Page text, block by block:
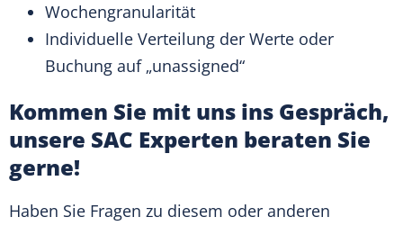
Wochengranularität
Individuelle Verteilung der Werte oder
Buchung auf „unassigned“
Kommen Sie mit uns ins Gespräch,
unsere SAC Experten beraten Sie
gerne!
Haben Sie Fragen zu diesem oder anderen